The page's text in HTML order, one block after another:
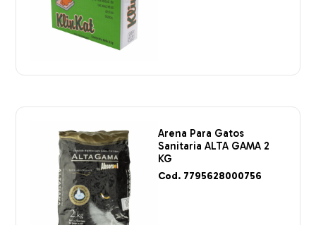
Arena Para Gatos
Sanitaria ALTA GAMA 2
KG
Cod. 7795628000756